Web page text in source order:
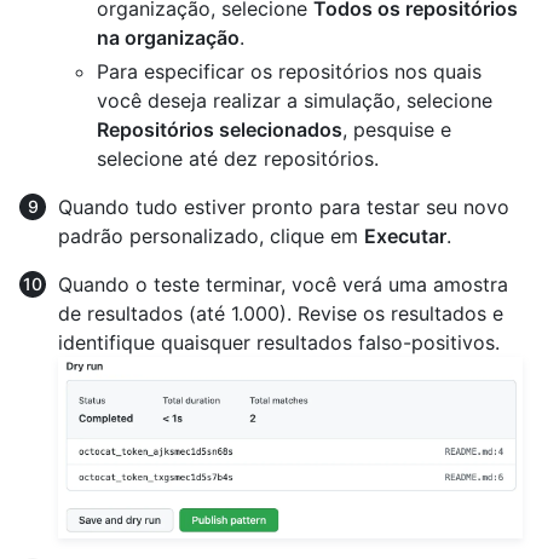
organização, selecione Todos os repositórios
na organização.
Para especificar os repositórios nos quais
você deseja realizar a simulação, selecione
Repositórios selecionados, pesquise e
selecione até dez repositórios.
Quando tudo estiver pronto para testar seu novo
padrão personalizado, clique em Executar.
Quando o teste terminar, você verá uma amostra
de resultados (até 1.000). Revise os resultados e
identifique quaisquer resultados falso-positivos.